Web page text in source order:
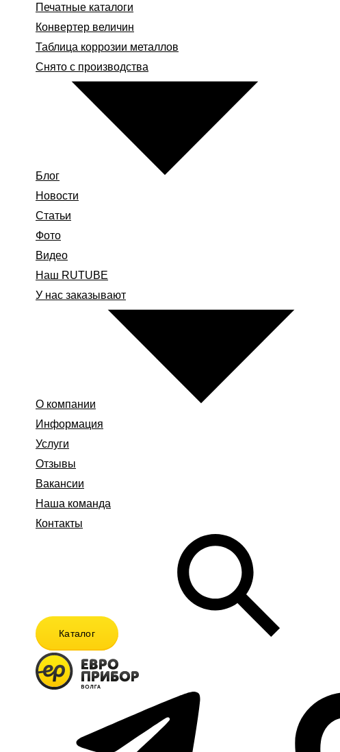
Печатные каталоги
Конвертер величин
Таблица коррозии металлов
Снято с производства
Блог
Новости
Статьи
Фото
Видео
Наш RUTUBE
У нас заказывают
О компании
Информация
Услуги
Отзывы
Вакансии
Наша команда
Контакты
Каталог